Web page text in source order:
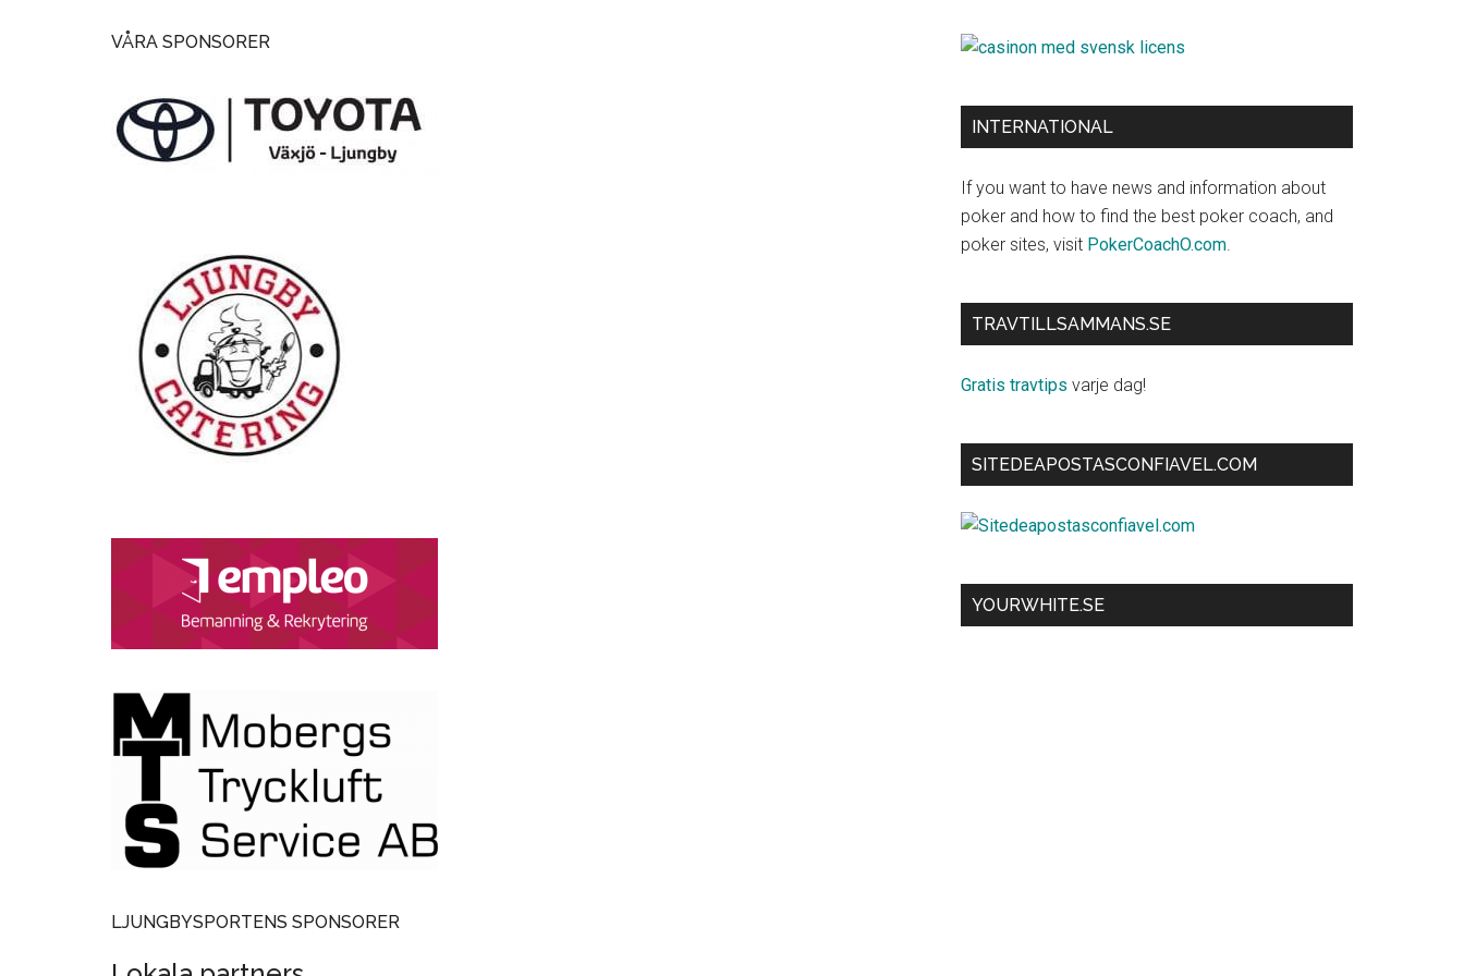
VÅRA SPONSORER
LJUNGBYSPORTENS SPONSORER
INTERNATIONAL
If you want to have news and information about
poker and how to find the best poker coach, and
poker sites, visit PokerCoachO.com.
TRAVTILLSAMMANS.SE
Gratis travtips varje dag!
SITEDEAPOSTASCONFIAVEL.COM
YOURWHITE.SE